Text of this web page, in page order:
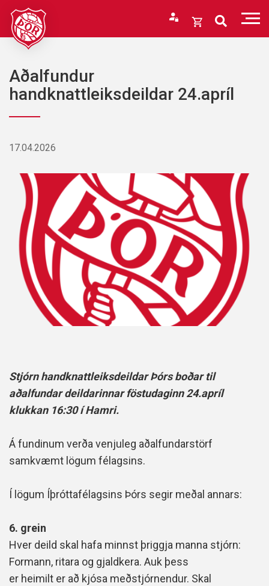
Fara
efni
Opna
Karfan þín
Karfan er tóm.
Aðalfundur
handknattleiksdeildar 24.apríl
17.04.2026
Stjórn handknattleiksdeildar Þórs boðar til
aðalfundar deildarinnar föstudaginn 24.apríl
klukkan 16:30 í Hamri.
Á fundinum verða venjuleg aðalfundarstörf
samkvæmt lögum félagsins.
Í lögum Íþróttafélagsins Þórs segir meðal annars:
6. grein
Hver deild skal hafa minnst þriggja manna stjórn:
Formann, ritara og gjaldkera. Auk þess
er heimilt er að kjósa meðstjórnendur. Skal